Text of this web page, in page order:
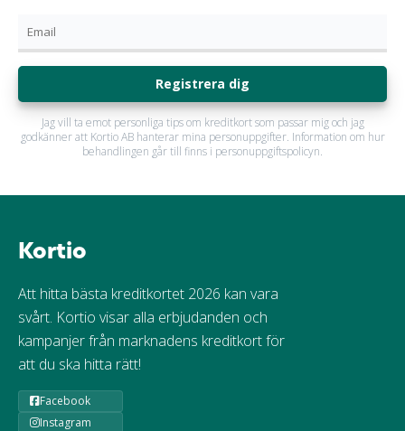
Registrera dig
Jag vill ta emot personliga tips om kreditkort som passar mig och jag
godkänner att Kortio AB hanterar mina personuppgifter. Information om hur
behandlingen går till finns i personuppgiftspolicyn.
Kortio
Att hitta bästa kreditkortet 2026 kan vara
svårt. Kortio visar alla erbjudanden och
kampanjer från marknadens kreditkort för
att du ska hitta rätt!
Facebook
Instagram